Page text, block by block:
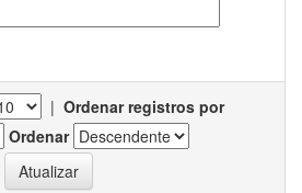
| Ordenar registros por
Ordenar